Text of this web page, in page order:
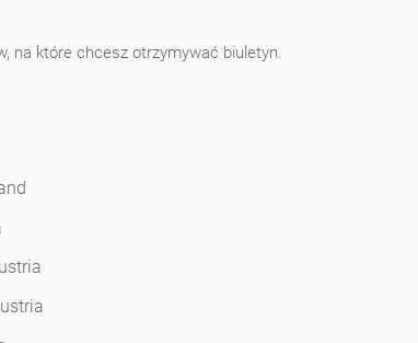
na które chcesz otrzymywać biuletyn.